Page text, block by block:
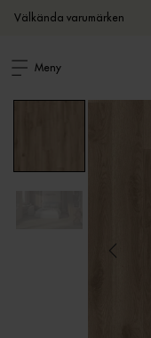
Välkända varumärken
Meny